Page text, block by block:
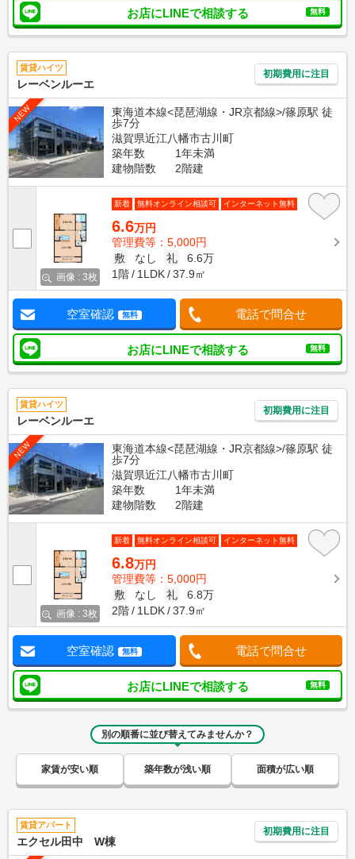
お店にLINEで相談する 無料
賃貸ハイツ
レーベンルーエ
初期費用に注目
NEW
東海道本線<琵琶湖線・JR京都線>/篠原駅 徒
歩7分
滋賀県近江八幡市古川町
築年数
1年未満
建物階数
2階建
画像 : 3枚
新着 無料オンライン相談可 インターネット無料
6.6万円
管理費等：5,000円
敷
なし 礼
6.6万
1階
1LDK 37.9㎡
空室確認 無料 電話で問合せ
お店にLINEで相談する 無料
賃貸ハイツ
レーベンルーエ
初期費用に注目
NEW
東海道本線<琵琶湖線・JR京都線>/篠原駅 徒
歩7分
滋賀県近江八幡市古川町
築年数
1年未満
建物階数
2階建
画像 : 3枚
新着 無料オンライン相談可 インターネット無料
6.8万円
管理費等：5,000円
敷
なし 礼
6.8万
2階
1LDK 37.9㎡
空室確認 無料 電話で問合せ
お店にLINEで相談する 無料
別の順番に並び替えてみませんか？
家賃が安い順 築年数が浅い順 面積が広い順
賃貸アパート
エクセル田中 W棟
初期費用に注目